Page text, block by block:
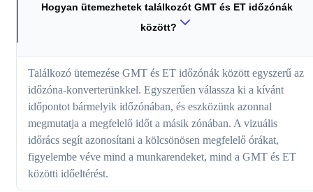
Hogyan ütemezhetek találkozót GMT és ET időzónák
között?
Találkozó ütemezése GMT és ET időzónák között egyszerű az
időzóna-konverterünkkel. Egyszerűen válassza ki a kívánt
időpontot bármelyik időzónában, és eszközünk azonnal
megmutatja a megfelelő időt a másik zónában. A vizuális
időrács segít azonosítani a kölcsönösen megfelelő órákat,
figyelembe véve mind a munkarendeket, mind a GMT és ET
közötti időeltérést.